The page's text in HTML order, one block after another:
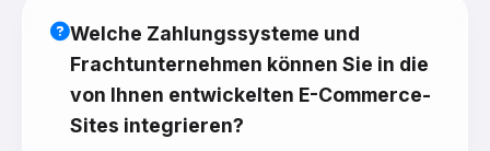
Welche Zahlungssysteme und
Frachtunternehmen können Sie in die
von Ihnen entwickelten E-Commerce-
Sites integrieren?